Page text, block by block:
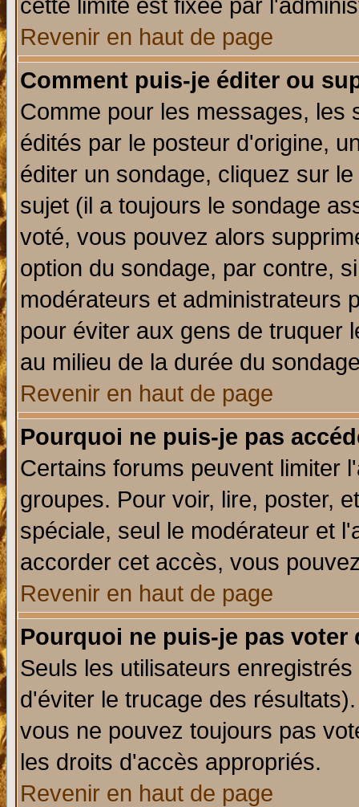
cette limite est fixée par
Revenir en haut de page
Comment puis-je éditer ou
Comme pour les messages, les
édités par le posteur d'origine,
éditer un sondage, cliquez sur
sujet (il a toujours le sondage
voté, vous pouvez alors
option du sondage, par contre,
modérateurs et administrateurs
pour éviter aux gens de truquer
au milieu de la durée du
Revenir en haut de page
Pourquoi ne puis-je pas
Certains forums peuvent limiter
groupes. Pour voir, lire, poster,
spéciale, seul le modérateur et
accorder cet accès, vous
Revenir en haut de page
Pourquoi ne puis-je pas voter
Seuls les utilisateurs
d'éviter le trucage des
vous ne pouvez toujours pas
les droits d'accès appropriés.
Revenir en haut de page